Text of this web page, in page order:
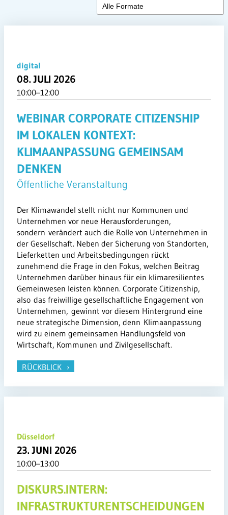
digital
08. JULI 2026
10:00–12:00
WEBINAR CORPORATE CITIZENSHIP
IM LOKALEN KONTEXT:
KLIMAANPASSUNG GEMEINSAM
DENKEN
Öffentliche Veranstaltung
Der Klimawandel stellt nicht nur Kommunen und
Unternehmen vor neue Herausforderungen,
sondern verändert auch die Rolle von Unternehmen in
der Gesellschaft. Neben der Sicherung von Standorten,
Lieferketten und Arbeitsbedingungen rückt
zunehmend die Frage in den Fokus, welchen Beitrag
Unternehmen darüber hinaus für ein klimaresilientes
Gemeinwesen leisten können. Corporate Citizenship,
also das freiwillige gesellschaftliche Engagement von
Unternehmen, gewinnt vor diesem Hintergrund eine
neue strategische Dimension, denn Klimaanpassung
wird zu einem gemeinsamen Handlungsfeld von
Wirtschaft, Kommunen und Zivilgesellschaft.
RÜCKBLICK
Düsseldorf
23. JUNI 2026
10:00–13:00
DISKURS.INTERN:
INFRASTRUKTURENTSCHEIDUNGEN